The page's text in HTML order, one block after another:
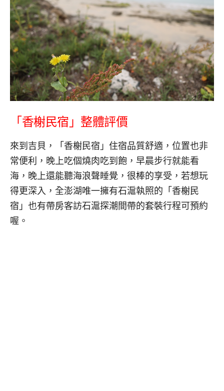
「香榭民宿」整體評價
來到吉貝，「香榭民宿」住宿品質舒適，位置也非
常便利，晚上吃個燒肉吃到飽，早晨步行就能看
海，晚上還能聽海浪聲睡覺，很棒的享受，若想玩
得更深入，全澎湖唯一擁有石滬執照的「香榭民
宿」也有帶房客訪石滬探潮間帶的套裝行程可預約
喔。